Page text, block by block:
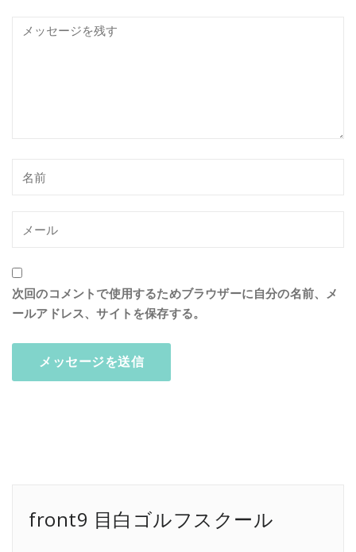
次回のコメントで使用するためブラウザーに自分の名前、メ
ールアドレス、サイトを保存する。
front9 目白ゴルフスクール